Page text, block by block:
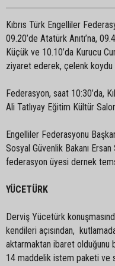
Kıbrıs Türk Engelliler
09.20’de Atatürk Anıtı’na,
Küçük ve 10.10’da Kurucu
ziyaret ederek, çelenk koydu
Federasyon, saat 10:30’da,
Ali Tatlıyay Eğitim Kültür
Engelliler Federasyonu
Sosyal Güvenlik Bakanı Ersan
federasyon üyesi dernek
YÜCETÜRK
Derviş Yücetürk
kendileri açısından,
aktarmaktan ibaret olduğunu
14 maddelik istem paketi ve